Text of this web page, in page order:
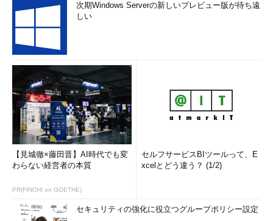
次期Windows Serverの新しいプレビュー版が待ち遠
しい
【見城徹×藤田晋】AI時代でも変
わらない経営者の本質
PR(FINCHI on GOETHE)
セルフサービスBIツールって、E
xcelとどう違う？ (1/2)
セキュリティの強化に役立つグループポリシー設定